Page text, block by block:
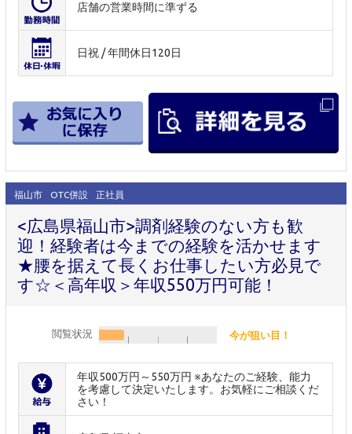
店舗の営業時間に準ずる
日祝 / 年間休日120日
福山市 OTC併設 正社員
<広島県福山市>調剤経験のない方も歓
迎！経験者は今までの経験を活かせます
★腰を据えて長くお仕事したい方必見で
す☆＜高年収＞年収550万円可能！
閲覧状況 今が狙い目！
年収500万円～550万円 ※あなたのご経験、能力
を考慮して決定いたします。お気軽にご相談くだ
さい！